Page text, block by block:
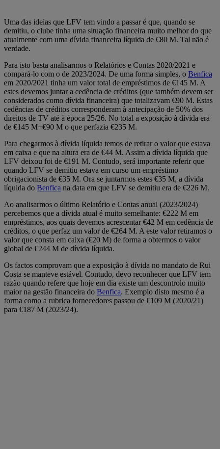
Uma das ideias que LFV tem vindo a passar é que, quando se
demitiu, o clube tinha uma situação financeira muito melhor do que
atualmente com uma dívida financeira líquida de €80 M. Tal não é
verdade.
Para isto basta analisarmos o Relatórios e Contas 2020/2021 e
compará-lo com o de 2023/2024. De uma forma simples, o Benfica
em 2020/2021 tinha um valor total de empréstimos de €145 M. A
estes devemos juntar a cedência de créditos (que também devem ser
considerados como dívida financeira) que totalizavam €90 M. Estas
cedências de créditos corresponderam à antecipação de 50% dos
direitos de TV até à época 25/26. No total a exposição à dívida era
de €145 M+€90 M o que perfazia €235 M.
Para chegarmos à dívida líquida temos de retirar o valor que estava
em caixa e que na altura era de €44 M. Assim a dívida líquida que
LFV deixou foi de €191 M. Contudo, será importante referir que
quando LFV se demitiu estava em curso um empréstimo
obrigacionista de €35 M. Ora se juntarmos estes €35 M, a dívida
líquida do Benfica na data em que LFV se demitiu era de €226 M.
Ao analisarmos o último Relatório e Contas anual (2023/2024)
percebemos que a dívida atual é muito semelhante: €222 M em
empréstimos, aos quais devemos acrescentar €42 M em cedência de
créditos, o que perfaz um valor de €264 M. A este valor retiramos o
valor que consta em caixa (€20 M) de forma a obtermos o valor
global de €244 M de dívida líquida.
Os factos comprovam que a exposição à dívida no mandato de Rui
Costa se manteve estável. Contudo, devo reconhecer que LFV tem
razão quando refere que hoje em dia existe um descontrolo muito
maior na gestão financeira do Benfica. Exemplo disto mesmo é a
forma como a rubrica fornecedores passou de €109 M (2020/21)
para €187 M (2023/24).